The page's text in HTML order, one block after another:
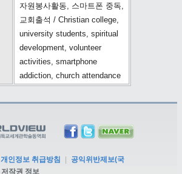
자원봉사활동, 스마트폰 중독,
교회출석 / Christian college,
university students, spiritual
development, volunteer
activities, smartphone
addiction, church attendance
개인정보 취급방침
공익위반제보(국
저작권 정보